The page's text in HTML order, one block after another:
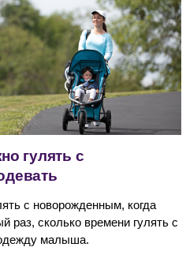
гулять с
с новорожденным, когда
раз, сколько времени гулять с
малыша.